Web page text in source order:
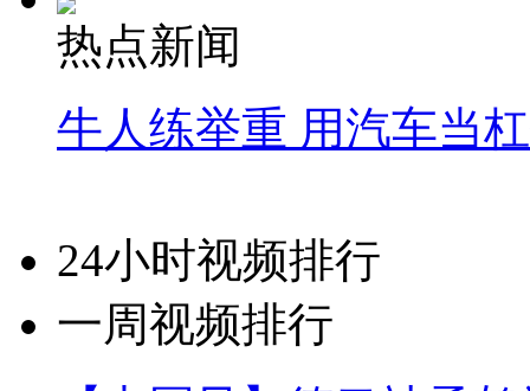
热点新闻
牛人练举重 用汽车当
24小时视频排行
一周视频排行